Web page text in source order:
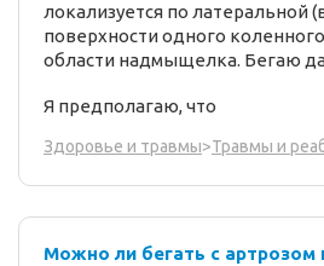
локализуется по латеральной
поверхности одного коленного
области надмыщелка. Бегаю
Я предполагаю, что
Здоровье и травмы>Травмы и
Можно ли бегать с артрозом